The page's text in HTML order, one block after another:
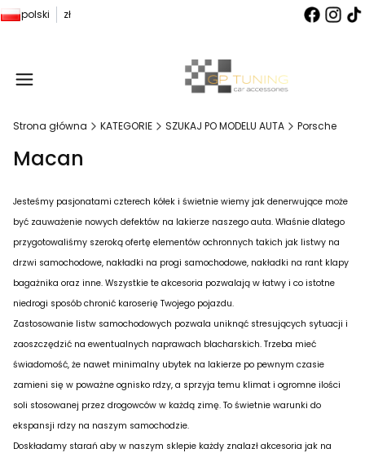
polski zł
Strona główna KATEGORIE SZUKAJ PO MODELU AUTA Porsche
Macan
Jesteśmy pasjonatami czterech kółek i świetnie wiemy jak denerwujące może
być zauważenie nowych defektów na lakierze naszego auta. Właśnie dlatego
przygotowaliśmy szeroką ofertę elementów ochronnych takich jak listwy na
drzwi samochodowe, nakładki na progi samochodowe, nakładki na rant klapy
bagażnika oraz inne. Wszystkie te akcesoria pozwalają w łatwy i co istotne
niedrogi sposób chronić karoserię Twojego pojazdu.
Zastosowanie listw samochodowych pozwala uniknąć stresujących sytuacji i
zaoszczędzić na ewentualnych naprawach blacharskich. Trzeba mieć
świadomość, że nawet minimalny ubytek na lakierze po pewnym czasie
zamieni się w poważne ognisko rdzy, a sprzyja temu klimat i ogromne ilości
soli stosowanej przez drogowców w każdą zimę. To świetnie warunki do
ekspansji rdzy na naszym samochodzie.
Doskładamy starań aby w naszym sklepie każdy znalazł akcesoria jak na